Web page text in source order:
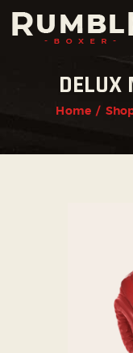
DELUX
Home
HOME